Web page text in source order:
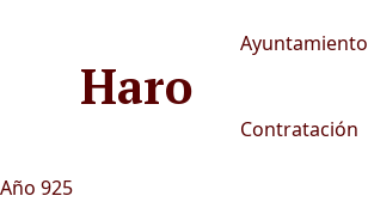
Haro
Ayuntamiento
Contratación
Año 925